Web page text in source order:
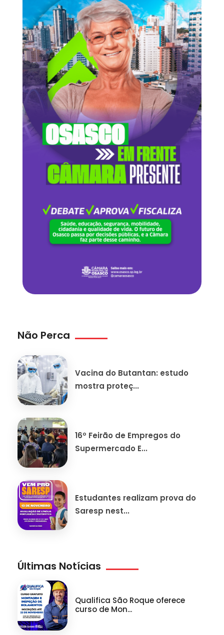
Não Perca
Vacina do Butantan: estudo
mostra proteç...
16º Feirão de Empregos do
Supermercado E...
Estudantes realizam prova do
Saresp nest...
Últimas Notícias
Qualifica São Roque oferece
curso de Mon...